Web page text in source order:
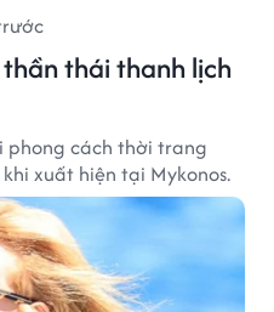
thái thanh lịch
phong cách thời trang
xuất hiện tại Mykonos.